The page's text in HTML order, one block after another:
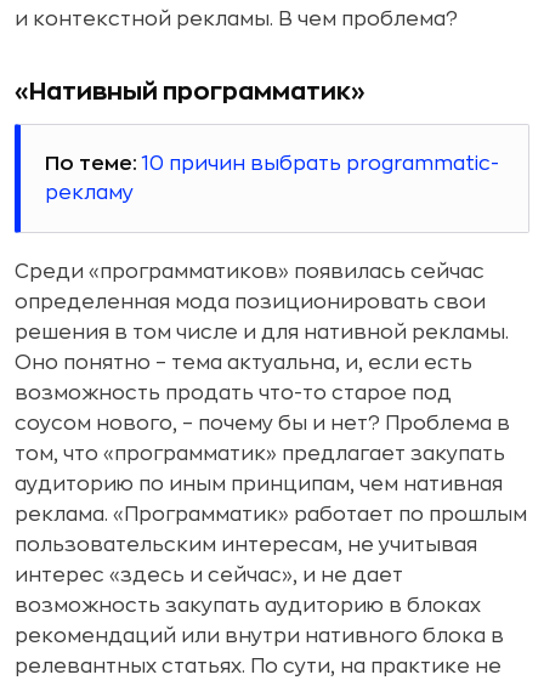
и контекстной рекламы. В чем проблема?
«Нативный программатик»
По теме: 10 причин выбрать programmatic-
рекламу
Среди «программатиков» появилась сейчас
определенная мода позиционировать свои
решения в том числе и для нативной рекламы.
Оно понятно – тема актуальна, и, если есть
возможность продать что-то старое под
соусом нового, – почему бы и нет? Проблема в
том, что «программатик» предлагает закупать
аудиторию по иным принципам, чем нативная
реклама. «Программатик» работает по прошлым
пользовательским интересам, не учитывая
интерес «здесь и сейчас», и не дает
возможность закупать аудиторию в блоках
рекомендаций или внутри нативного блока в
релевантных статьях. По сути, на практике не